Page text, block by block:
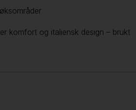
komfort og italiensk design – brukt